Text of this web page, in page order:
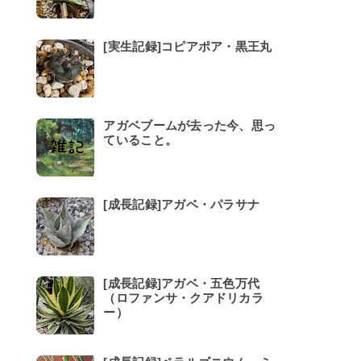
[実生記録]コピアポア・黒王丸
アガベブームが去った今、思っ
ていること。
[成長記録]アガベ・パラサナ
[成長記録]アガベ・五色万代
（ロファンサ・クアドリカラ
ー）